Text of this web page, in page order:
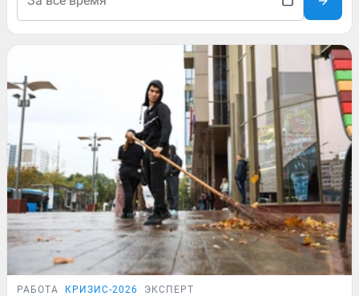
РАБОТА КРИЗИС-2026 ЭКСПЕРТ